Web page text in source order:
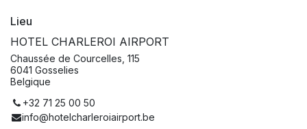
Lieu
HOTEL CHARLEROI AIRPORT
Chaussée de Courcelles, 115
6041 Gosselies
Belgique
+32 71 25 00 50
info@hotelcharleroiairport.be